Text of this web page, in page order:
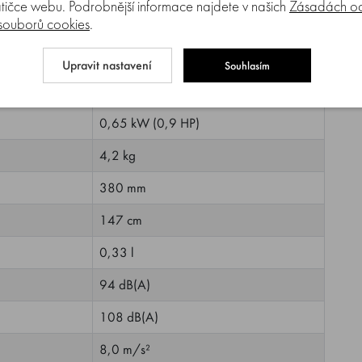
STIHL 2-MIX
0,65 kW (0,9 HP)
4,2 kg
380 mm
147 cm
0,33 l
94 dB(A)
108 dB(A)
8,0 m/s²
webu. Podrobnější informace najdete v našich Zásadách
cookies.
Upravit nastavení Souhlasím